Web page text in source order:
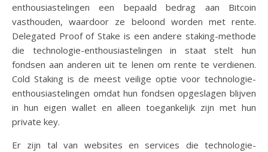
enthousiastelingen een bepaald bedrag aan Bitcoin
vasthouden, waardoor ze beloond worden met rente.
Delegated Proof of Stake is een andere staking-methode
die technologie-enthousiastelingen in staat stelt hun
fondsen aan anderen uit te lenen om rente te verdienen.
Cold Staking is de meest veilige optie voor technologie-
enthousiastelingen omdat hun fondsen opgeslagen blijven
in hun eigen wallet en alleen toegankelijk zijn met hun
private key.
Er zijn tal van websites en services die technologie-